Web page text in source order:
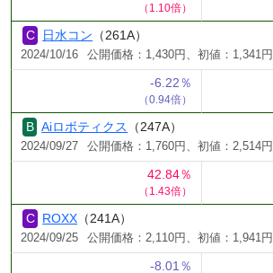
（1.10倍）
日水コン （261A）
2024/10/16 公開価格：1,430円、初値：1,341円
-6.22％
（0.94倍）
Aiロボティクス （247A）
2024/09/27 公開価格：1,760円、初値：2,514円
42.84％
（1.43倍）
ROXX （241A）
2024/09/25 公開価格：2,110円、初値：1,941円
-8.01％